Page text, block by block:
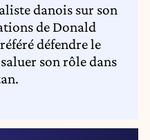
danois sur son
de Donald
défendre le
son rôle dans